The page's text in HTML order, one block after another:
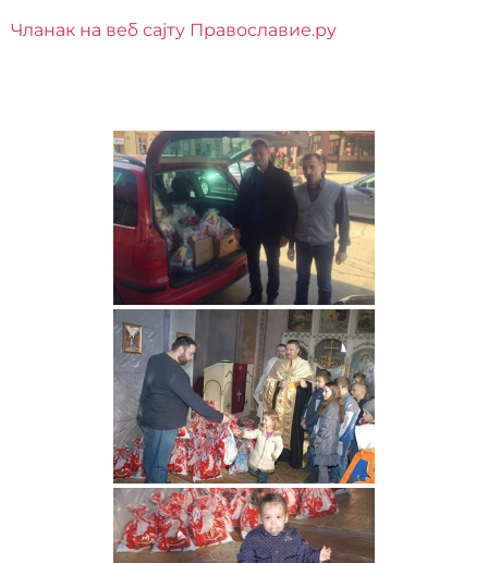
Чланак на веб сајту Православие.ру